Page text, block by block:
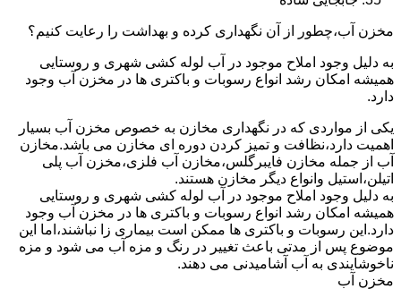
مخزن آب،چطور از آن نگهداری کرده و بهداشت را رعایت کنیم؟
به دلیل وجود املاح موجود در آب لوله کشی شهری و روستایی
همیشه امکان رشد انواع رسوبات و باکتری ها در مخزن آب وجود
دارد.
یکی از مواردی که در نگهداری مخازن به خصوص مخزن آب بسیار
اهمیت دارد،نظافت و تمیز کردن دوره ای مخازن می باشد.مخازن
آب از جمله مخازن فایبرگلس،مخازن آب فلزی،مخزن آب پلی
اتیلن،استیل وانواع دیگر مخازن هستند.
به دلیل وجود املاح موجود در آب لوله کشی شهری و روستایی
همیشه امکان رشد انواع رسوبات و باکتری ها در مخزن آب وجود
دارد.این رسوبات و باکتری ها ممکن است بیماری زا نباشند،اما این
موضوع پس از مدتی باعث تغییر در رنگ و مزه آب می شود و مزه
ناخوشایندی به آب آشامیدنی می دهند.
مخزن آب